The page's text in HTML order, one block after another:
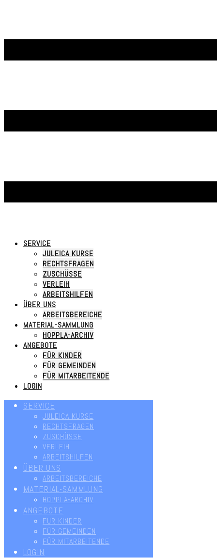
SERVICE
JULEICA KURSE
RECHTSFRAGEN
ZUSCHÜSSE
VERLEIH
ARBEITSHILFEN
ÜBER UNS
ARBEITSBEREICHE
MATERIAL-SAMMLUNG
HOPPLA-ARCHIV
ANGEBOTE
FÜR KINDER
FÜR GEMEINDEN
FÜR MITARBEITENDE
LOGIN
SERVICE
JULEICA KURSE
RECHTSFRAGEN
ZUSCHÜSSE
VERLEIH
ARBEITSHILFEN
ÜBER UNS
ARBEITSBEREICHE
MATERIAL-SAMMLUNG
HOPPLA-ARCHIV
ANGEBOTE
FÜR KINDER
FÜR GEMEINDEN
FÜR MITARBEITENDE
LOGIN